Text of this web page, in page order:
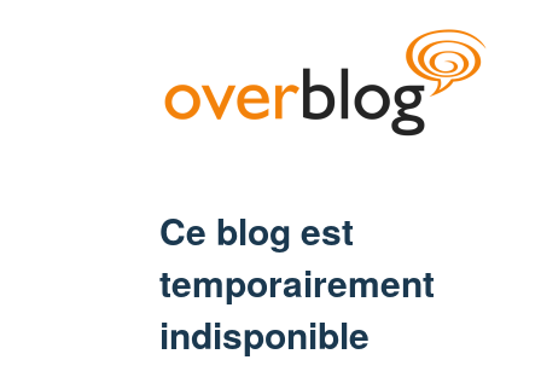
Ce blog est
temporairement
indisponible